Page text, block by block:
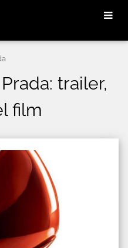
trailer,
film